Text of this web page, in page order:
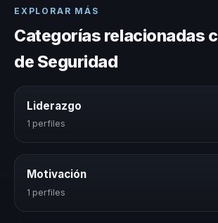
EXPLORAR MÁS
Categorías relacionadas
de Seguridad
Liderazgo
1 perfiles
Motivación
1 perfiles